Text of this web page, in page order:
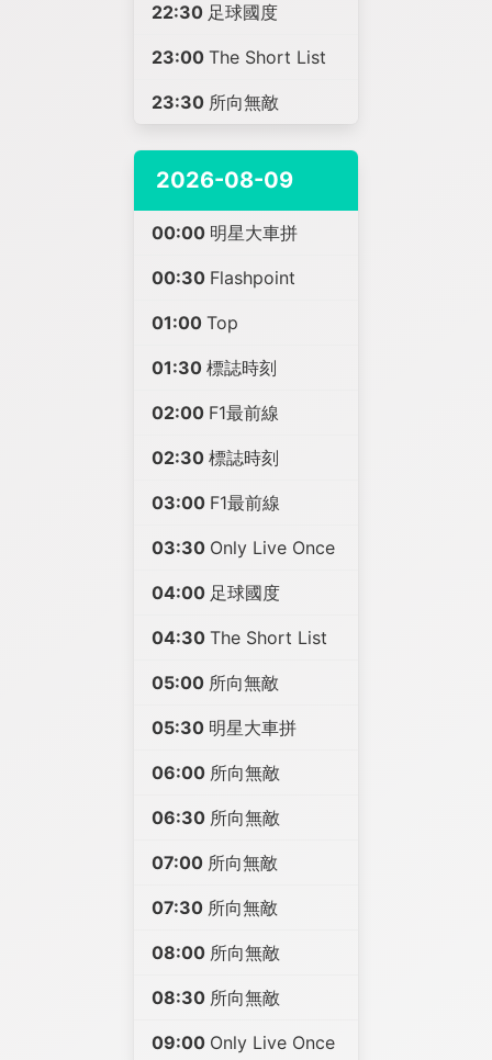
22:30 足球國度
23:00 The Short List
23:30 所向無敵
2026-08-09
00:00 明星大車拼
00:30 Flashpoint
01:00 Top
01:30 標誌時刻
02:00 F1最前線
02:30 標誌時刻
03:00 F1最前線
03:30 Only Live Once
04:00 足球國度
04:30 The Short List
05:00 所向無敵
05:30 明星大車拼
06:00 所向無敵
06:30 所向無敵
07:00 所向無敵
07:30 所向無敵
08:00 所向無敵
08:30 所向無敵
09:00 Only Live Once